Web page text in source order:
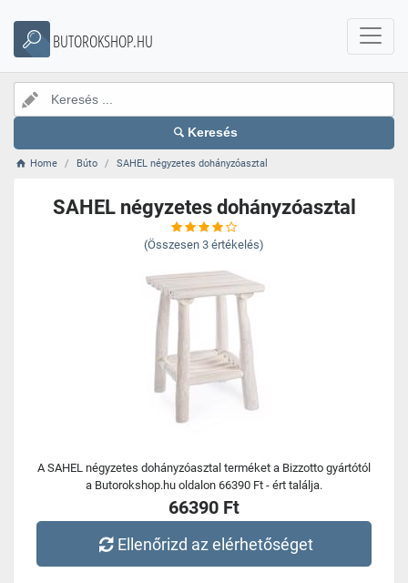
BUTOROKSHOP.HU
Keresés
Home Búto SAHEL négyzetes dohányzóasztal
SAHEL négyzetes dohányzóasztal
(Összesen 3 értékelés)
A SAHEL négyzetes dohányzóasztal terméket a Bizzotto gyártótól
a Butorokshop.hu oldalon 66390 Ft - ért találja.
66390 Ft
Ellenőrizd az elérhetőséget